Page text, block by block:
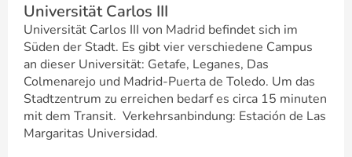
Universität Carlos III
Universität Carlos III von Madrid befindet sich im
Süden der Stadt. Es gibt vier verschiedene Campus
an dieser Universität: Getafe, Leganes, Das
Colmenarejo und Madrid-Puerta de Toledo. Um das
Stadtzentrum zu erreichen bedarf es circa 15 minuten
mit dem Transit. Verkehrsanbindung: Estación de Las
Margaritas Universidad.